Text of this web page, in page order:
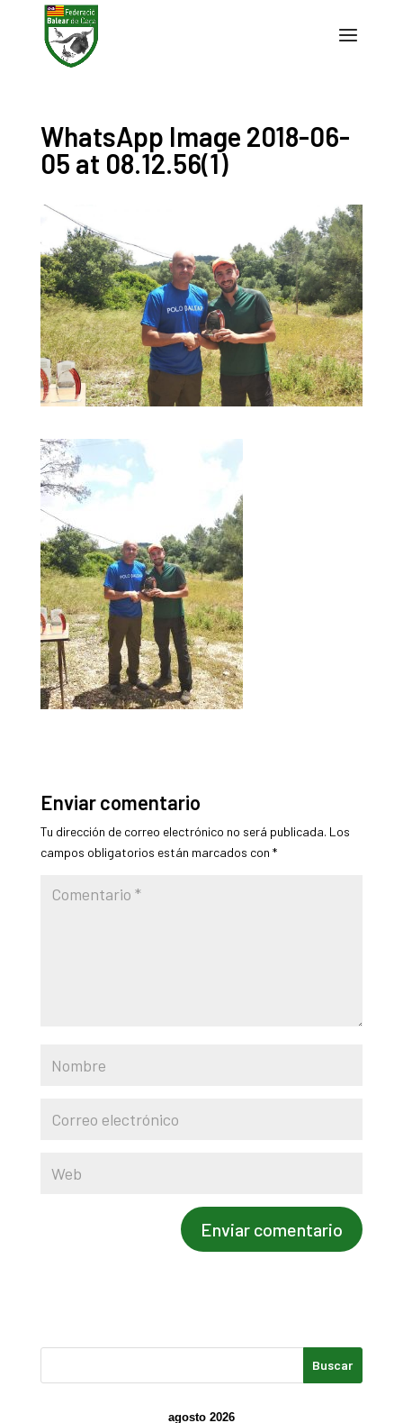
WhatsApp Image 2018-06-
05 at 08.12.56(1)
Enviar comentario
Tu dirección de correo electrónico no será publicada. Los
campos obligatorios están marcados con *
agosto 2026